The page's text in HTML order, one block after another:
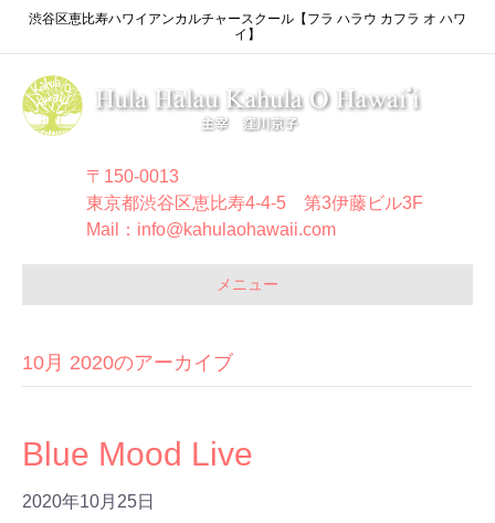
渋谷区恵比寿ハワイアンカルチャースクール【フラ ハラウ カフラ オ ハワ
イ】
〒150-0013
東京都渋谷区恵比寿4-4-5 第3伊藤ビル3F
Mail：info@kahulaohawaii.com
メニュー
10月 2020のアーカイブ
Blue Mood Live
2020年10月25日